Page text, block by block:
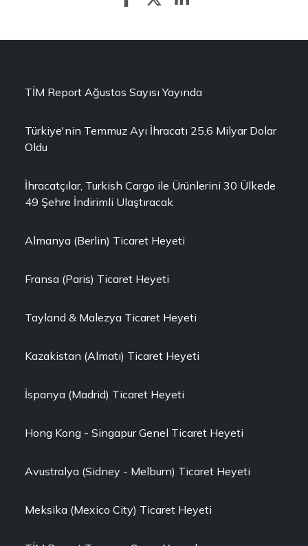
TİM Report Ağustos Sayısı Yayında
Türkiye'nin Temmuz Ayı İhracatı 25,6 Milyar Dolar
Oldu
İhracatçılar, Turkish Cargo ile Ürünlerini 30 Ülkede
49 Şehre İndirimli Ulaştıracak
Almanya (Berlin) Ticaret Heyeti
Fransa (Paris) Ticaret Heyeti
Tayland & Malezya Ticaret Heyeti
Kazakistan (Almatı) Ticaret Heyeti
İspanya (Madrid) Ticaret Heyeti
Hong Kong - Singapur Genel Ticaret Heyeti
Avustralya (Sidney - Melburn) Ticaret Heyeti
Meksika (Mexico City) Ticaret Heyeti